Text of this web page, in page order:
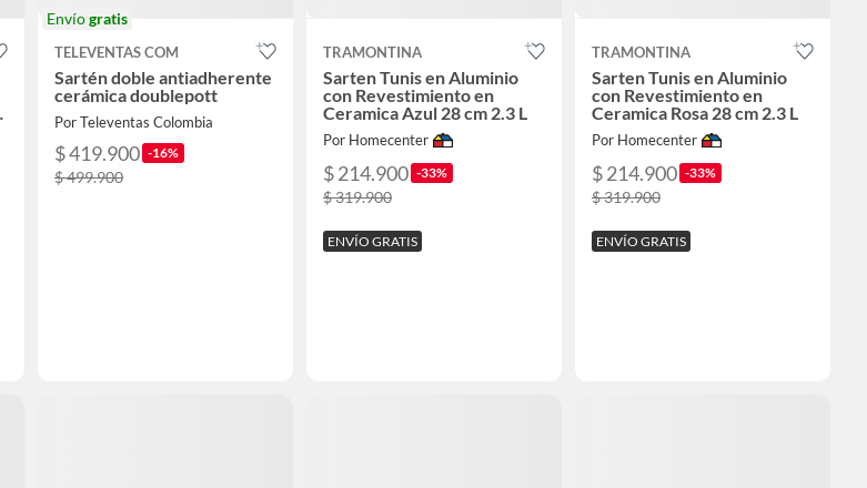
Envíogratis
TELEVENTAS COM
Sartén doble antiadherente
cerámica doublepott
Por Televentas Colombia
$ 419.900 -16%
$ 499.900
TRAMONTINA
Sarten Tunis en Aluminio
con Revestimiento en
Ceramica Azul 28 cm 2.3 L
Por Homecenter
$ 214.900 -33%
$ 319.900
ENVÍO GRATIS
TRAMONTINA
Sarten Tunis en Aluminio
con Revestimiento en
Ceramica Rosa 28 cm 2.3 L
Por Homecenter
$ 214.900 -33%
$ 319.900
ENVÍO GRATIS